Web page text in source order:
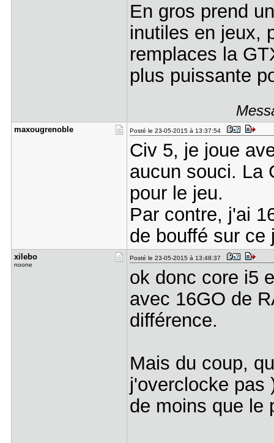
En gros prend
inutiles en jeux,
remplaces la
plus puissante
maxougreno​ble Posté le 23-05-2015 à 13:37:54
Civ 5, je joue
aucun souci. La
pour le jeu.
Par contre, j'ai
de bouffé sur ce
xilebo
noone
Posté le 23-05-2015 à 13:48:37
ok donc core i5
avec 16GO de
différence.
Mais du coup,
j'overclocke pas
de moins que le